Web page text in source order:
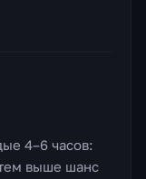
4–6 часов:
выше шанс